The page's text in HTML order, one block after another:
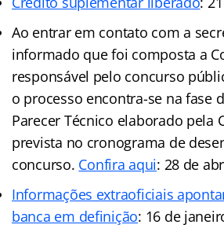
Ao entrar em contato com a
informado que foi composta a
responsável pelo concurso
o processo encontra-se na fase
Parecer Técnico elaborado pela
prevista no cronograma de
concurso. Confira aqui: 28 de
Informações extraoficiais
banca em definição: 16 de